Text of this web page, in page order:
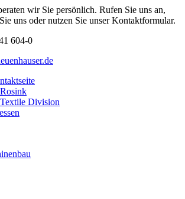
wir Sie persönlich. Rufen Sie uns an,
uns oder nutzen Sie unser Kontaktformular.
604-0
Division